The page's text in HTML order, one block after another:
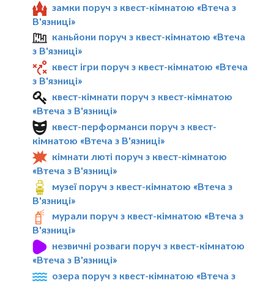
замки поруч з квест-кімнатою «Втеча з
В'язниці»
каньйони поруч з квест-кімнатою «Втеча
з В'язниці»
квест ігри поруч з квест-кімнатою «Втеча
з В'язниці»
квест-кімнати поруч з квест-кімнатою
«Втеча з В'язниці»
квест-перформанси поруч з квест-
кімнатою «Втеча з В'язниці»
кімнати люті поруч з квест-кімнатою
«Втеча з В'язниці»
музеї поруч з квест-кімнатою «Втеча з
В'язниці»
мурали поруч з квест-кімнатою «Втеча з
В'язниці»
незвичні розваги поруч з квест-кімнатою
«Втеча з В'язниці»
озера поруч з квест-кімнатою «Втеча з